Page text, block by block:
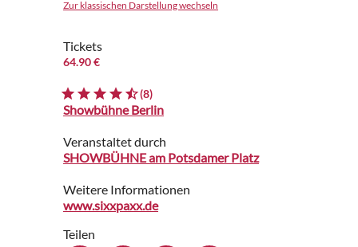
Zur klassischen Darstellung wechseln
Tickets
64.90 €
(8)
Showbühne Berlin
Veranstaltet durch
SHOWBÜHNE am Potsdamer Platz
Weitere Informationen
www.sixxpaxx.de
Teilen